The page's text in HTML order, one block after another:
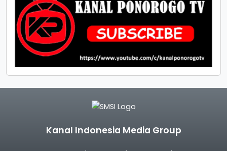
Kanal Indonesia Media Group